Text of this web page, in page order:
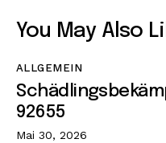
You May Also
ALLGEMEIN
92655
Mai 30, 2026